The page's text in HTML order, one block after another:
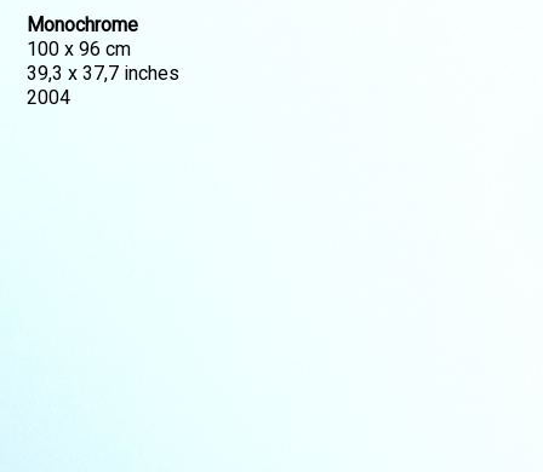
Monochrome
100 x 96 cm
39,3 x 37,7 inches
2004